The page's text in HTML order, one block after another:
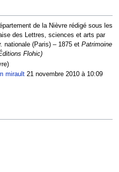
de la Nièvre rédigé sous les
des Lettres, sciences et arts par
nationale (Paris) – 1875 et Patrimoine
Flohic)
mirault 21 novembre 2010 à 10:09